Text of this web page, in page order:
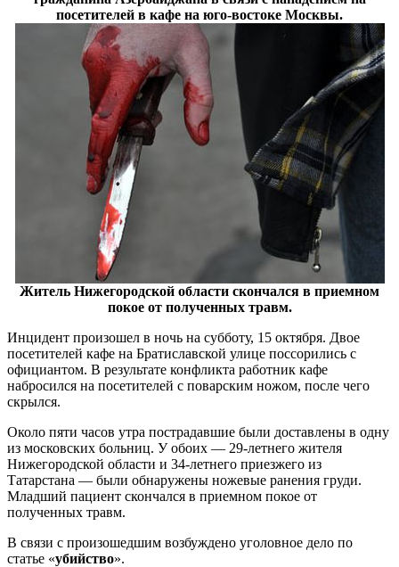
посетителей в кафе на юго-востоке Москвы.
Житель Нижегородской области скончался в приемном
покое от полученных травм.
Инцидент произошел в ночь на субботу, 15 октября. Двое
посетителей кафе на Братиславской улице поссорились с
официантом. В результате конфликта работник кафе
набросился на посетителей с поварским ножом, после чего
скрылся.
Около пяти часов утра пострадавшие были доставлены в одну
из московских больниц. У обоих — 29-летнего жителя
Нижегородской области и 34-летнего приезжего из
Татарстана — были обнаружены ножевые ранения груди.
Младший пациент скончался в приемном покое от
полученных травм.
В связи с произошедшим возбуждено уголовное дело по
статье «убийство».